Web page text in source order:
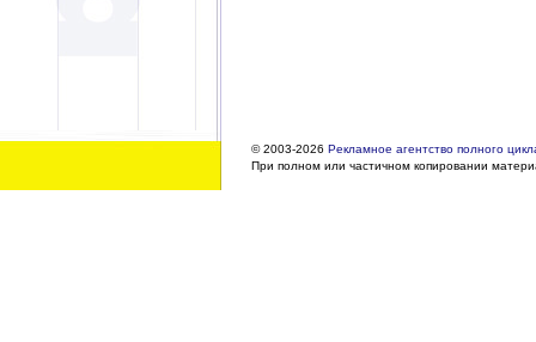
© 2003-2026 Рекламное агентство полного
При полном или частичном копировании